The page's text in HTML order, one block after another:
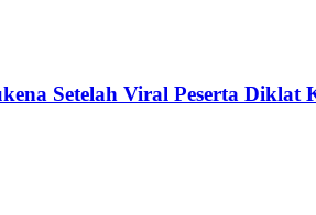
Setelah Viral Peserta Diklat